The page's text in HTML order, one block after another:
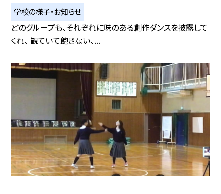
学校の様子・お知らせ
どのグループも、それぞれに味のある創作ダンスを披露して
くれ、 観ていて飽きない、...